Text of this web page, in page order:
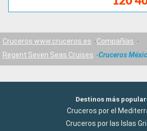
Cruceros www.cruceros.es
Compañías
Regent Seven Seas Cruises
Cruceros
Destinos más
Cruceros por el
Cruceros por las Islas